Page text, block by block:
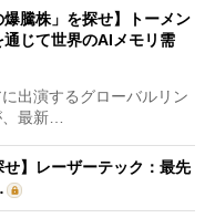
爆騰株」を探せ】トーメン
じて世界のAIメモリ需
出演するグローバルリン
、最新…
せ】レーザーテック：最先